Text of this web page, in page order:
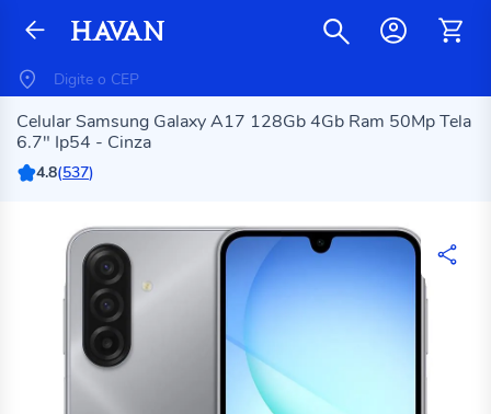
Celular Samsung Galaxy A17 128Gb 4Gb Ram 50Mp Tela
6.7" Ip54 - Cinza
4.8(537)